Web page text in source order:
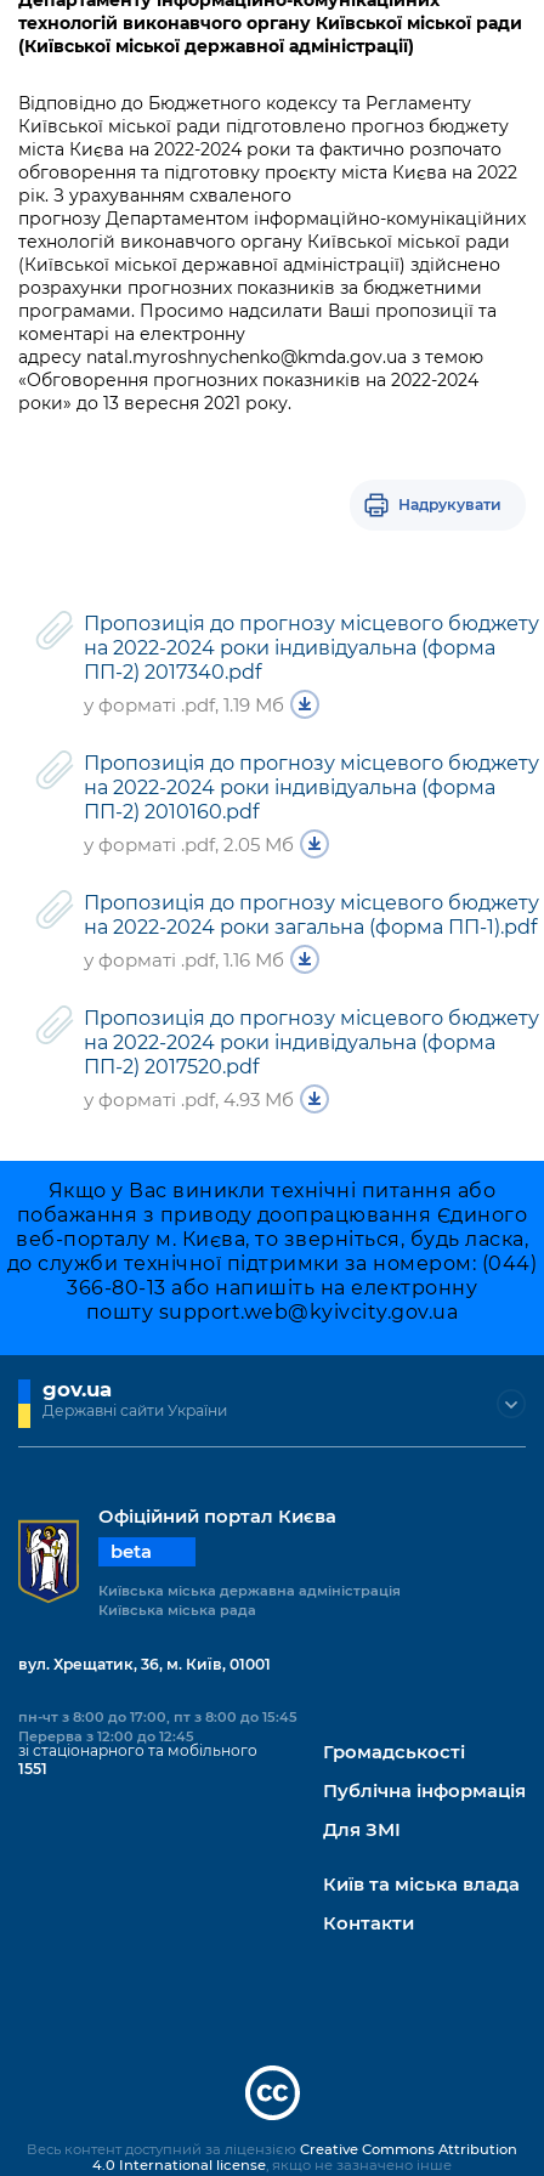
Рішення та розпорядження
перебувають на погодженні КМВА
Рішення Київради
Контактна інформація
Графік роботи та прийому громадян
Вакансії
Статистика
Звернення громадян
Річні звіти
Гендерна політика
Безбар'єрність
Київська міська військова адміністрація
Освіта та навчальні заклади
Навколишнє середовище міста
Містобудування та земельні ділянки
Культура, спорт, дозвілля
Бізнес та ліцензування
Фінанси та бюджет
Безпека та правопорядок
Безбар'єрність
Портал послуг
Важливе під час воєнного стану
Громадська експертиза
Консультації з громадськістю
Громадська рада
Петиції
Відкритий бюджет
Контактний центр
Допомога учасникам АТО
Важливе під час воєнного стану
Інформація з обмеженим доступом
Подати запит онлайн
Проекти нормативно-правових та
інших актів
Нормативна база
Питання і відповіді про публічну
інформацію
Порядок оскарження рішень, дій чи
бездіяльності розпорядників інформації
Портал даних Києва
Публічні дашборди
Медіагалерея
КМДА / Subscribe to announcements
from the KCSA
Порядок акредитації медіа /
Accreditation process
Подати журналістський запит /
Submitting a media request
Зйомки в лікарнях в умовах воєнного
стану / Rules for media coverage of
hospitals at work under martial law
Портал Послуг
технологій виконавчого органу Київської міської ради
(Київської міської державної адміністрації)
Відповідно до Бюджетного кодексу та Регламенту
Київської міської ради підготовлено прогноз бюджету
міста Києва на 2022-2024 роки та фактично розпочато
обговорення та підготовку проєкту міста Києва на 2022
рік. З урахуванням схваленого
прогнозу Департаментом інформаційно-комунікаційних
технологій виконавчого органу Київської міської ради
(Київської міської державної адміністрації) здійснено
розрахунки прогнозних показників за бюджетними
програмами. Просимо надсилати Ваші пропозиції та
коментарі на електронну
адресу natal.myroshnychenko@kmda.gov.ua з темою
«Обговорення прогнозних показників на 2022-2024
роки» до 13 вересня 2021 року.
Надрукувати
Пропозиція до прогнозу місцевого бюджету
на 2022-2024 роки індивідуальна (форма
ПП-2) 2017340.pdf
у форматі .pdf, 1.19 Мб
Пропозиція до прогнозу місцевого бюджету
на 2022-2024 роки індивідуальна (форма
ПП-2) 2010160.pdf
у форматі .pdf, 2.05 Мб
Пропозиція до прогнозу місцевого бюджету
на 2022-2024 роки загальна (форма ПП-1).pdf
у форматі .pdf, 1.16 Мб
Пропозиція до прогнозу місцевого бюджету
на 2022-2024 роки індивідуальна (форма
ПП-2) 2017520.pdf
у форматі .pdf, 4.93 Мб
Якщо у Вас виникли технічні питання або
побажання з приводу доопрацювання Єдиного
веб-порталу м. Києва, то зверніться, будь ласка,
до служби технічної підтримки за номером: (044)
366-80-13 або напишіть на електронну
пошту support.web@kyivcity.gov.ua
gov.ua
Державні сайти України
Офіційний портал Києва
beta
Київська міська державна адміністрація
Київська міська рада
вул. Хрещатик, 36, м. Київ, 01001
пн-чт з 8:00 до 17:00, пт з 8:00 до 15:45
Перерва з 12:00 до 12:45
зі стаціонарного та мобільного
1551
Громадськості
Публічна інформація
Для ЗМІ
Київ та міська влада
Контакти
Весь контент доступний за ліцензією Creative Commons Attribution
4.0 International license, якщо не зазначено інше